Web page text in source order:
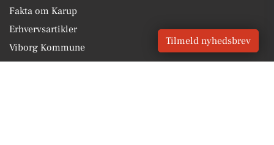
Fakta om Karup
Erhvervsartikler
Viborg Kommune
Tilmeld nyhedsbrev